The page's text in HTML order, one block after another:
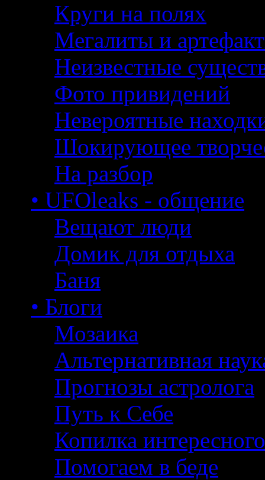
Круги на полях
Мегалиты и
Неизвестные
Фото привидений
Невероятные
Шокирующее
На разбор
• UFOleaks - общение
Вещают люди
Домик для отдыха
Баня
• Блоги
Мозаика
Альтернативная
Прогнозы астролога
Путь к Себе
Копилка интересного
Помогаем в беде